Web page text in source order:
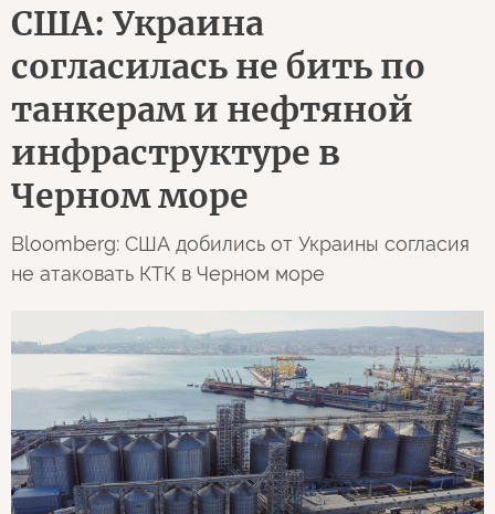
США: Украина
согласилась не бить по
танкерам и нефтяной
инфраструктуре в
Черном море
Bloomberg: США добились от Украины согласия
не атаковать КТК в Черном море